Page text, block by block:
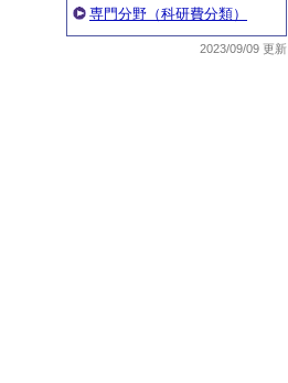
専門分野（科研費分類）
2023/09/09 更新